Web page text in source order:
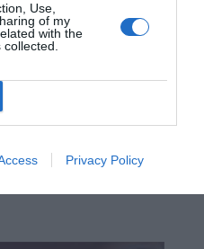
Use,
of my
with the
Privacy Policy